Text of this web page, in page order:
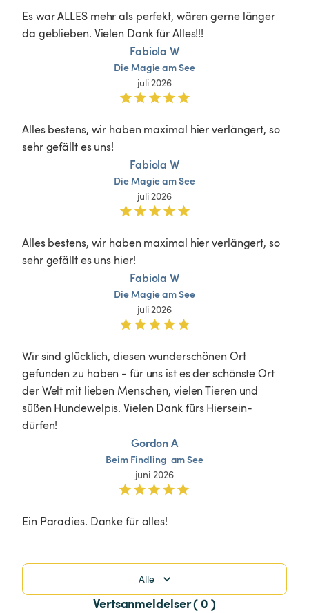
Es war ALLES mehr als perfekt, wären gerne länger
da geblieben. Vielen Dank für Alles!!!
Fabiola W
DieMagieamSee
juli 2026
Alles bestens, wir haben maximal hier verlängert, so
sehr gefällt es uns!
Fabiola W
DieMagieamSee
juli 2026
Alles bestens, wir haben maximal hier verlängert, so
sehr gefällt es uns hier!
Fabiola W
DieMagieamSee
juli 2026
Wir sind glücklich, diesen wunderschönen Ort
gefunden zu haben - für uns ist es der schönste Ort
der Welt mit lieben Menschen, vielen Tieren und
süßen Hundewelpis. Vielen Dank fürs Hiersein-
dürfen!
Gordon A
Beim Findling amSee
juni 2026
Ein Paradies. Danke für alles!
Alle
Vertsanmeldelser ( 0 )